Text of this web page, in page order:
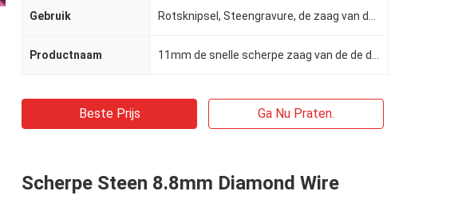
Gebruik
Productnaam
Beste Prijs Ga Nu Praten.
Scherpe Steen 8.8mm Diamond Wire